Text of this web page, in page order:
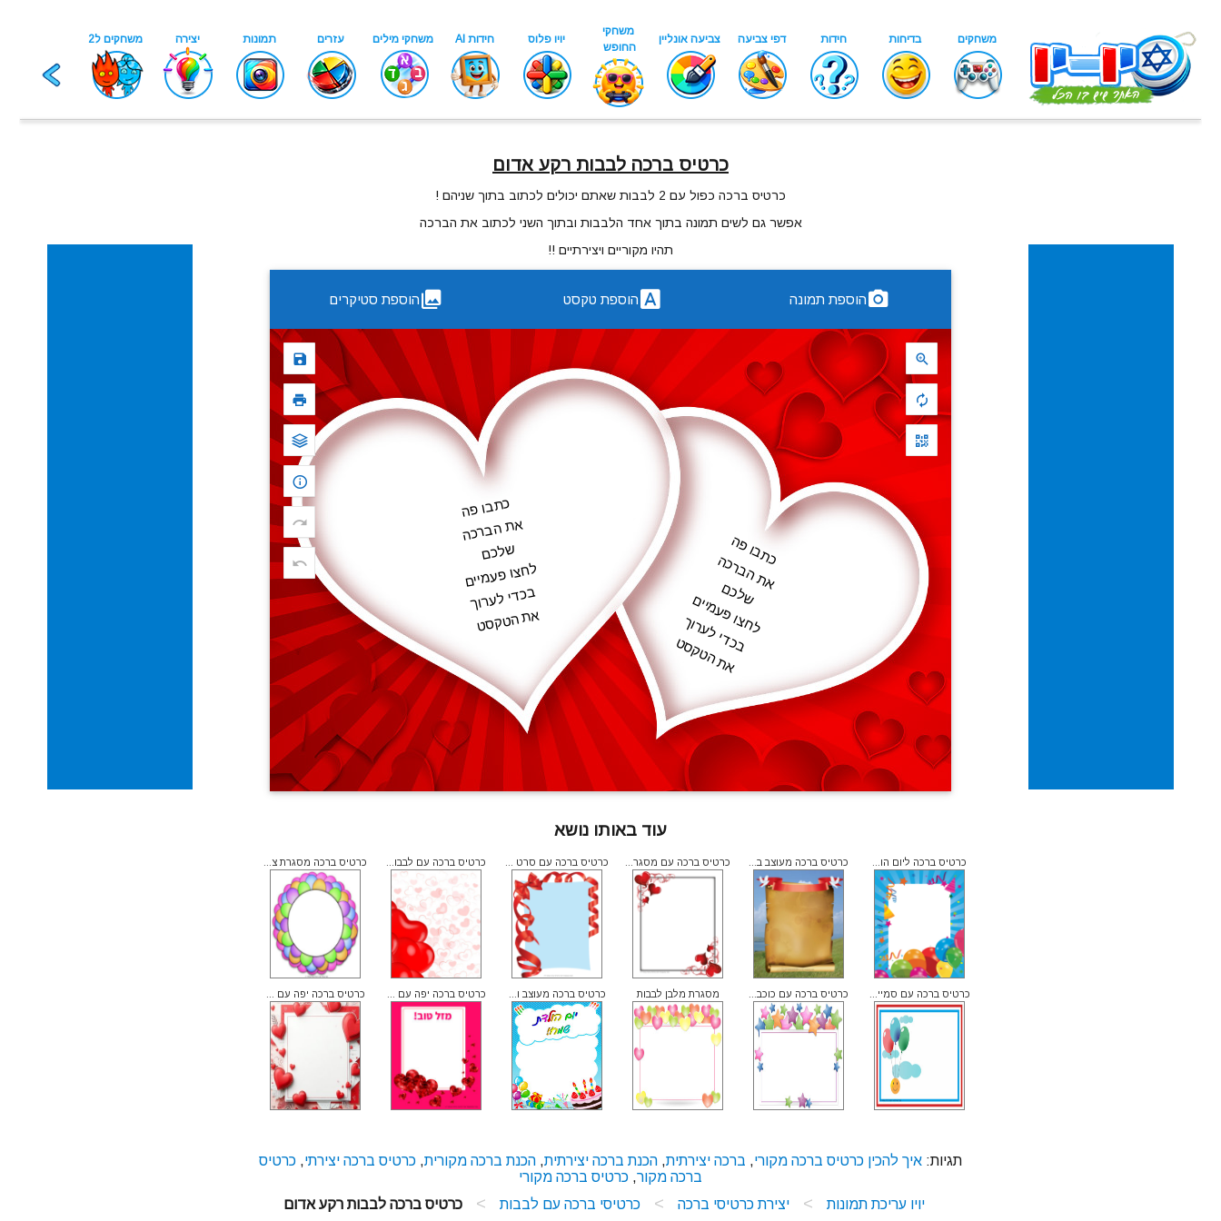
כרטיס ברכה לבבות רקע אדום
כרטיס ברכה כפול עם 2 לבבות שאתם יכולים לכתוב בתוך שניהם !
אפשר גם לשים תמונה בתוך אחד הלבבות ובתוך השני לכתוב את הברכה
תהיו מקוריים ויצירתיים !!
הוספת תמונה הוספת טקסט הוספת סטיקרים
עוד באותו נושא
כרטיס ברכה ליום הו... כרטיס ברכה מעוצב ב... כרטיס ברכה עם מסגר... כרטיס ברכה עם סרט ... כרטיס ברכה עם לבבו... כרטיס ברכה מסגרת צ...
כרטיס ברכה עם סמיי... כרטיס ברכה עם כוכב... מסגרת מלבן לבבות כרטיס ברכה מעוצב ו... כרטיס ברכה יפה עם ... כרטיס ברכה יפה עם ...
תגיות: איך להכין כרטיס ברכה מקורי, ברכה יצירתית, הכנת ברכה יצירתית, הכנת ברכה מקורית, כרטיס ברכה יצירתי, כרטיס
ברכה מקור, כרטיס ברכה מקורי
יויו עריכת תמונות
> יצירת כרטיסי ברכה > כרטיסי ברכה עם לבבות > כרטיס ברכה לבבות רקע אדום